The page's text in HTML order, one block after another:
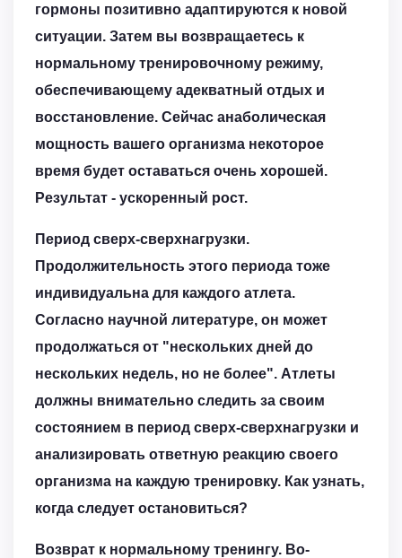
гормоны позитивно адаптируются к новой
ситуации. Затем вы возвращаетесь к
нормальному тренировочному режиму,
обеспечивающему адекватный отдых и
восстановление. Сейчас анаболическая
мощность вашего организма некоторое
время будет оставаться очень хорошей.
Результат - ускоренный рост.
Период сверх-сверхнагрузки.
Продолжительность этого периода тоже
индивидуальна для каждого атлета.
Согласно научной литературе, он может
продолжаться от "нескольких дней до
нескольких недель, но не более". Атлеты
должны внимательно следить за своим
состоянием в период сверх-сверхнагрузки и
анализировать ответную реакцию своего
организма на каждую тренировку. Как узнать,
когда следует остановиться?
Возврат к нормальному тренингу. Во-